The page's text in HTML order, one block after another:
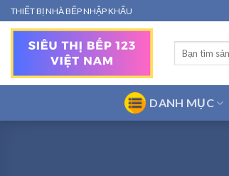
Bỏ
qua
THIẾT BỊ NHÀ BẾP NHẬP KHẨU
Tìm
kiếm:
DANH MỤC